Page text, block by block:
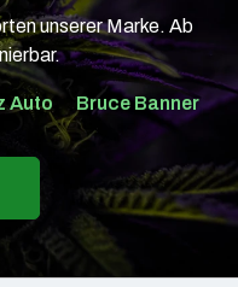
unserer Marke. Ab
Auto Bruce Banner